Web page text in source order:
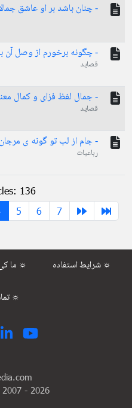
- چنان باشد بر او عاشق
- چگونه برخورم از وصل آن
قصاید
- جمال لفظ فزای و کمال
قصاید
- جام از لب تو گونه ی
رباعیات
136
5 6 7
ما کی استیم؟ ☼ شرایط استفاده ☼
تماس با ما ☼
2007 - 2026